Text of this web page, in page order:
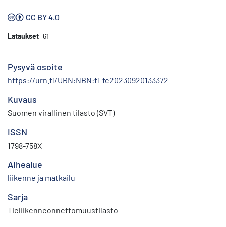
CC BY 4.0
Lataukset 61
Pysyvä osoite
https://urn.fi/URN:NBN:fi-fe20230920133372
Kuvaus
Suomen virallinen tilasto (SVT)
ISSN
1798-758X
Aihealue
liikenne ja matkailu
Sarja
Tieliikenneonnettomuustilasto